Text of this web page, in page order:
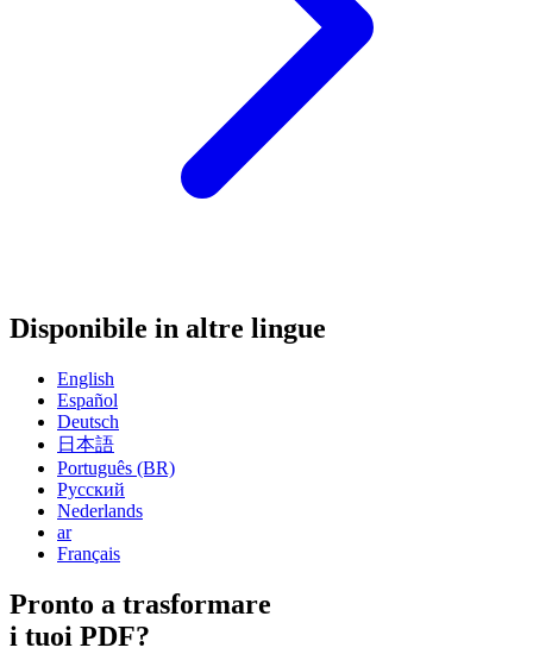
Disponibile in altre lingue
English
Español
Deutsch
日本語
Português (BR)
Русский
Nederlands
ar
Français
Pronto a trasformare
i tuoi PDF?